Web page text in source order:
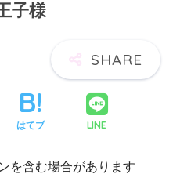
子様
はてブ LINE
を含む場合があります